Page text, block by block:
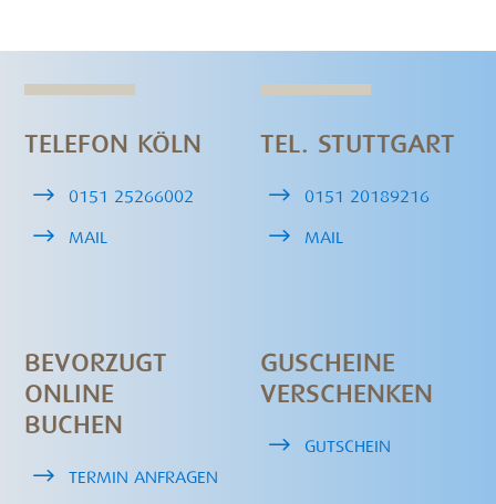
TELEFON KÖLN
0151 25266002
MAIL
TEL. STUTTGART
0151 20189216
MAIL
BEVORZUGT
ONLINE
BUCHEN
TERMIN ANFRAGEN
GUSCHEINE
VERSCHENKEN
GUTSCHEIN